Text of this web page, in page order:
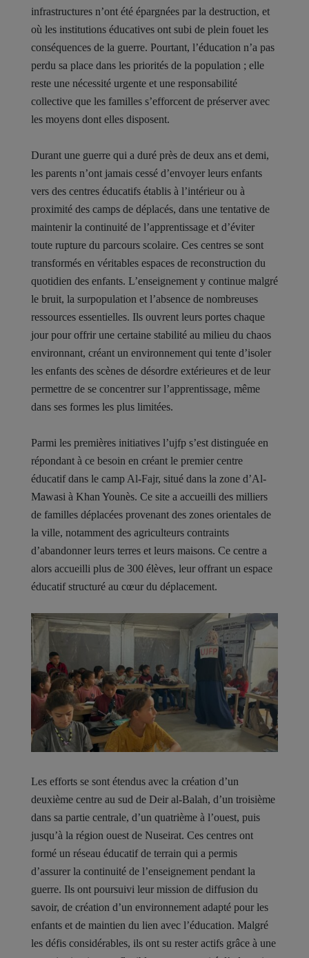
infrastructures n’ont été épargnées par la destruction, et
où les institutions éducatives ont subi de plein fouet les
conséquences de la guerre. Pourtant, l’éducation n’a pas
perdu sa place dans les priorités de la population ; elle
reste une nécessité urgente et une responsabilité
collective que les familles s’efforcent de préserver avec
les moyens dont elles disposent.
Durant une guerre qui a duré près de deux ans et demi,
les parents n’ont jamais cessé d’envoyer leurs enfants
vers des centres éducatifs établis à l’intérieur ou à
proximité des camps de déplacés, dans une tentative de
maintenir la continuité de l’apprentissage et d’éviter
toute rupture du parcours scolaire. Ces centres se sont
transformés en véritables espaces de reconstruction du
quotidien des enfants. L’enseignement y continue malgré
le bruit, la surpopulation et l’absence de nombreuses
ressources essentielles. Ils ouvrent leurs portes chaque
jour pour offrir une certaine stabilité au milieu du chaos
environnant, créant un environnement qui tente d’isoler
les enfants des scènes de désordre extérieures et de leur
permettre de se concentrer sur l’apprentissage, même
dans ses formes les plus limitées.
Parmi les premières initiatives l’ujfp s’est distinguée en
répondant à ce besoin en créant le premier centre
éducatif dans le camp Al-Fajr, situé dans la zone d’Al-
Mawasi à Khan Younès. Ce site a accueilli des milliers
de familles déplacées provenant des zones orientales de
la ville, notamment des agriculteurs contraints
d’abandonner leurs terres et leurs maisons. Ce centre a
alors accueilli plus de 300 élèves, leur offrant un espace
éducatif structuré au cœur du déplacement.
Les efforts se sont étendus avec la création d’un
deuxième centre au sud de Deir al-Balah, d’un troisième
dans sa partie centrale, d’un quatrième à l’ouest, puis
jusqu’à la région ouest de Nuseirat. Ces centres ont
formé un réseau éducatif de terrain qui a permis
d’assurer la continuité de l’enseignement pendant la
guerre. Ils ont poursuivi leur mission de diffusion du
savoir, de création d’un environnement adapté pour les
enfants et de maintien du lien avec l’éducation. Malgré
les défis considérables, ils ont su rester actifs grâce à une